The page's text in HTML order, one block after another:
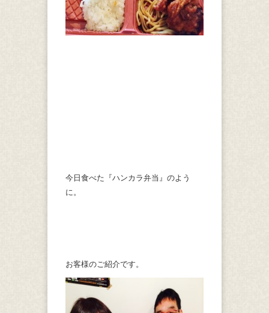
今日食べた『ハンカラ弁当』のよう
に。
お客様のご紹介です。